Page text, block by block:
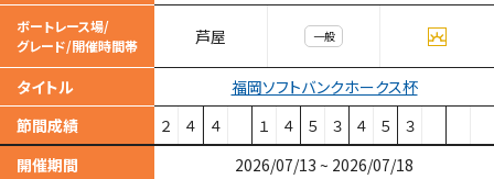
ボートレース場/
グレード/開催時間帯
芦屋 一般
タイトル
福岡ソフトバンクホークス杯
節間成績
２ ４ ４ １ ４ ５ ３ ４ ５ ３
開催期間 2026/07/13 ~ 2026/07/18